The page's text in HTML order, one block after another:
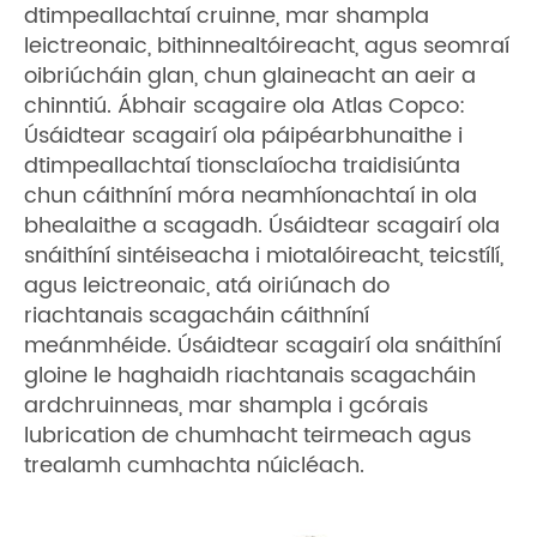
dtimpeallachtaí cruinne, mar shampla
leictreonaic, bithinnealtóireacht, agus seomraí
oibriúcháin glan, chun glaineacht an aeir a
chinntiú. Ábhair scagaire ola Atlas Copco:
Úsáidtear scagairí ola páipéarbhunaithe i
dtimpeallachtaí tionsclaíocha traidisiúnta
chun cáithníní móra neamhíonachtaí in ola
bhealaithe a scagadh. Úsáidtear scagairí ola
snáithíní sintéiseacha i miotalóireacht, teicstílí,
agus leictreonaic, atá oiriúnach do
riachtanais scagacháin cáithníní
meánmhéide. Úsáidtear scagairí ola snáithíní
gloine le haghaidh riachtanais scagacháin
ardchruinneas, mar shampla i gcórais
lubrication de chumhacht teirmeach agus
trealamh cumhachta núicléach.